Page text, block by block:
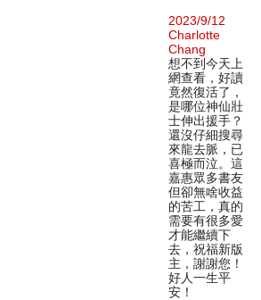
2023/9/12
Charlotte
Chang
想不到今天上
網查看，好讀
竟然復活了，
是哪位神仙壯
士伸出援手？
還沒仔細搜尋
來龍去脈，已
喜極而泣。這
嘉惠眾多書友
但卻無啥收益
的苦工，真的
需要有很多愛
才能繼續下
去，祝福新版
主，謝謝您！
好人一生平
安！